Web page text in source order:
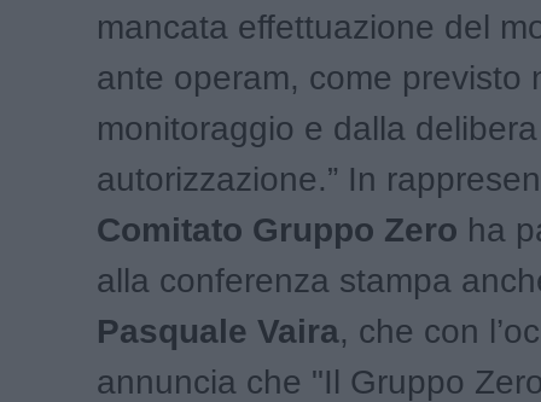
mancata effettuazione del
ante operam, come previsto
monitoraggio e dalla
autorizzazione.” In
Comitato Gruppo Zero ha
alla conferenza stampa
Pasquale Vaira, che con
annuncia che "Il Gruppo